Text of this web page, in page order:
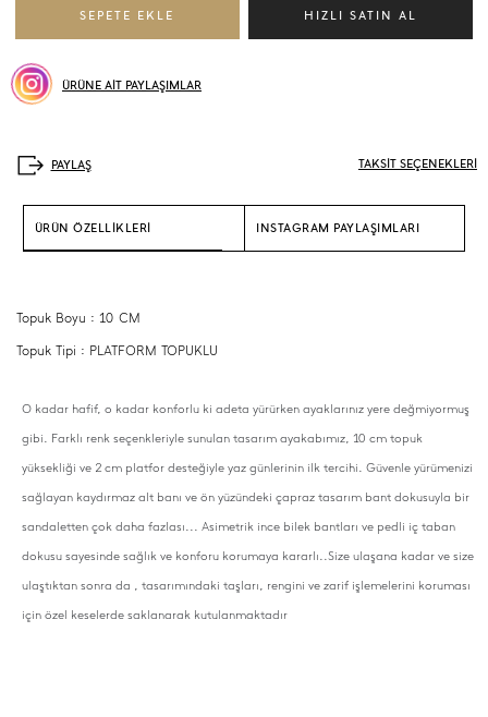
ÜRÜNE AİT PAYLAŞIMLAR
TAKSİT SEÇENEKLERİ
ÜRÜN ÖZELLİKLERİ INSTAGRAM PAYLAŞIMLARI
Topuk Boyu : 10 CM
Topuk Tipi : PLATFORM TOPUKLU
O kadar hafif, o kadar konforlu ki adeta yürürken ayaklarınız yere değmiyormuş
gibi. Farklı renk seçenkleriyle sunulan tasarım ayakabımız, 10 cm topuk
yüksekliği ve 2 cm platfor desteğiyle yaz günlerinin ilk tercihi. Güvenle yürümenizi
sağlayan kaydırmaz alt banı ve ön yüzündeki çapraz tasarım bant dokusuyla bir
sandaletten çok daha fazlası... Asimetrik ince bilek bantları ve pedli iç taban
dokusu sayesinde sağlık ve konforu korumaya kararlı..Size ulaşana kadar ve size
ulaştıktan sonra da , tasarımındaki taşları, rengini ve zarif işlemelerini koruması
için özel keselerde saklanarak kutulanmaktadır